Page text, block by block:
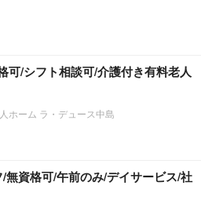
可/シフト相談可/介護付き有料老人
ホーム ラ・デュース中島
/無資格可/午前のみ/デイサービス/社